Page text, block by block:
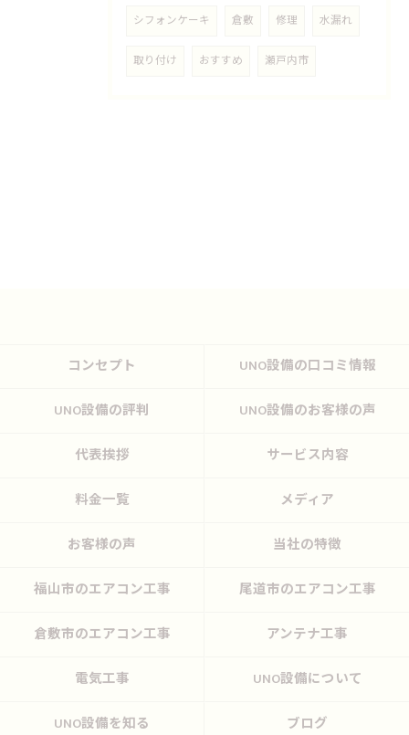
シフォンケーキ 倉敷 修理 水漏れ
取り付け おすすめ 瀬戸内市
コンセプト UNO設備の口コミ情報
UNO設備の評判 UNO設備のお客様の声
代表挨拶 サービス内容
料金一覧 メディア
お客様の声 当社の特徴
福山市のエアコン工事 尾道市のエアコン工事
倉敷市のエアコン工事 アンテナ工事
電気工事 UNO設備について
UNO設備を知る ブログ